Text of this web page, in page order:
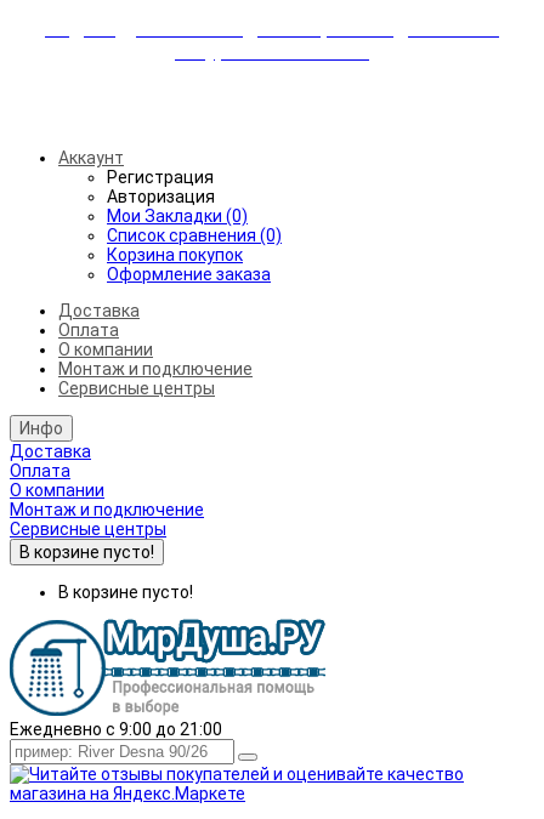
Аккаунт
Регистрация
Авторизация
Мои Закладки (0)
Список сравнения (0)
Корзина покупок
Оформление заказа
Доставка
Оплата
О компании
Монтаж и подключение
Сервисные центры
Инфо
Доставка
Оплата
О компании
Монтаж и подключение
Сервисные центры
В корзине пусто!
В корзине пусто!
Ежедневно с 9:00 до 21:00